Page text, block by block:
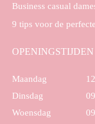
Business casual
9 tips voor de
Maandag
Dinsdag
Woensdag